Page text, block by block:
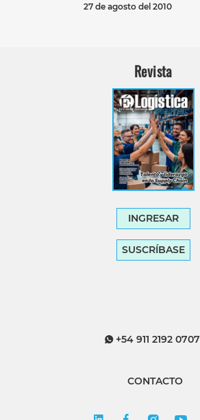
27 de agosto del 2010
Revista
INGRESAR
SUSCRÍBASE
+54 911 2192 0707
CONTACTO